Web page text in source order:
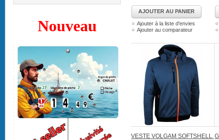
AJOUTER AU PANIER
Ajouter à la liste d'envies
Ajouter au comparateur
VESTE VOLGAM SOFTSHELL.
Nouveau